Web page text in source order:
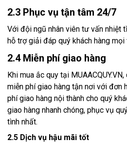
2.3 Phục vụ tận tâm 24/7
Với đội ngũ nhân viên tư vấn nhiệt
hỗ trợ giải đáp quý khách hàng mọi
2.4 Miễn phí giao hàng
Khi mua ắc quy tại
miễn phí giao hàng tận nơi với đơn
phí giao hàng nội thành cho quý
giao hàng nhanh chóng, phục vụ
tình nhất.
2.5 Dịch vụ hậu mãi tốt